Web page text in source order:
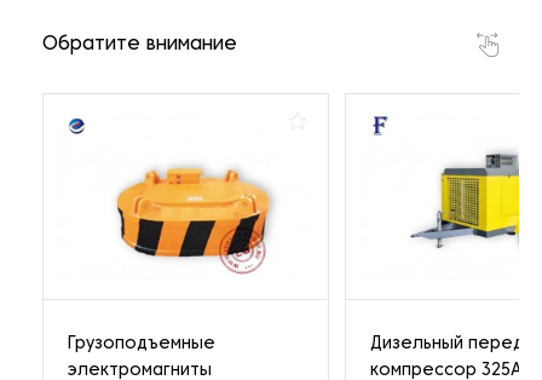
Обратите внимание
Грузоподъемные
электромагниты
Дизельный
компрессор 325A